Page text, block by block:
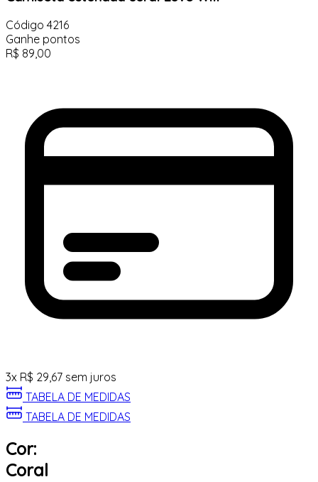
Código 4216
Ganhe pontos
R$ 89,00
3x R$ 29,67 sem juros
TABELA DE MEDIDAS
TABELA DE MEDIDAS
Cor:
Coral